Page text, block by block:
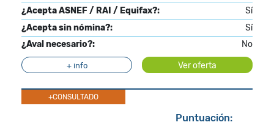
¿Acepta ASNEF / RAI / Equifax?:
Sí
¿Acepta sin nómina?:
Sí
¿Aval necesario?:
No
+ info Ver oferta
+CONSULTADO
Puntuación: